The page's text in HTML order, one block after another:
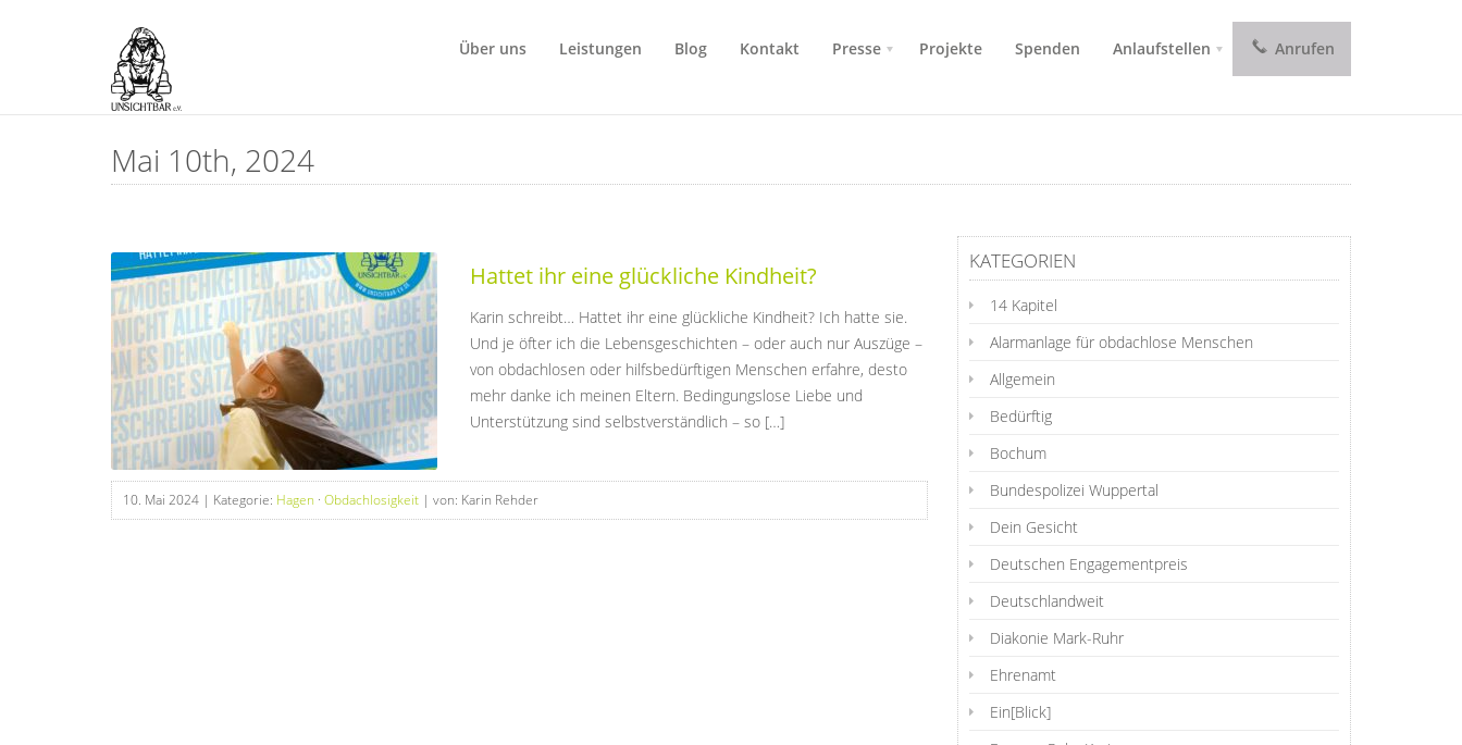
Über uns Leistungen Blog Kontakt Presse Projekte Spenden Anlaufstellen Anrufen
Mai 10th, 2024
Hattet ihr eine glückliche Kindheit?
Karin schreibt… Hattet ihr eine glückliche Kindheit? Ich hatte sie.
Und je öfter ich die Lebensgeschichten – oder auch nur Auszüge –
von obdachlosen oder hilfsbedürftigen Menschen erfahre, desto
mehr danke ich meinen Eltern. Bedingungslose Liebe und
Unterstützung sind selbstverständlich – so […]
10. Mai 2024 | Kategorie: Hagen · Obdachlosigkeit | von: Karin Rehder
KATEGORIEN
14 Kapitel
Alarmanlage für obdachlose Menschen
Allgemein
Bedürftig
Bochum
Bundespolizei Wuppertal
Dein Gesicht
Deutschen Engagementpreis
Deutschlandweit
Diakonie Mark-Ruhr
Ehrenamt
Ein[Blick]